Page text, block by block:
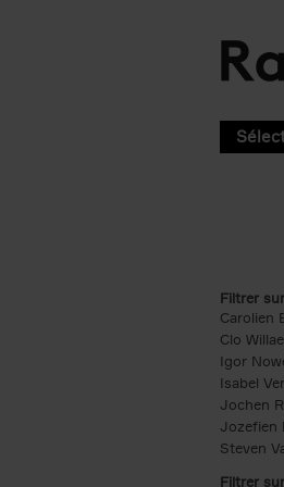
Filtrer
Carolien
Clo
Igor
Isabel
Jochen
Jozefien
Steven
Filtrer